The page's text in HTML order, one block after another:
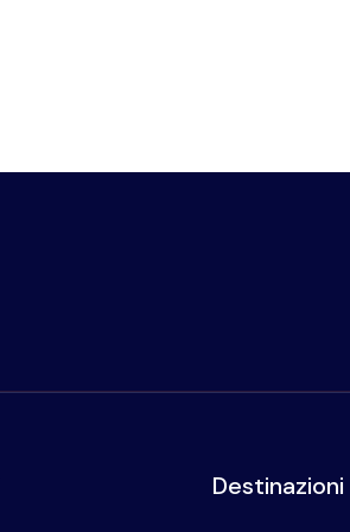
Destinazioni